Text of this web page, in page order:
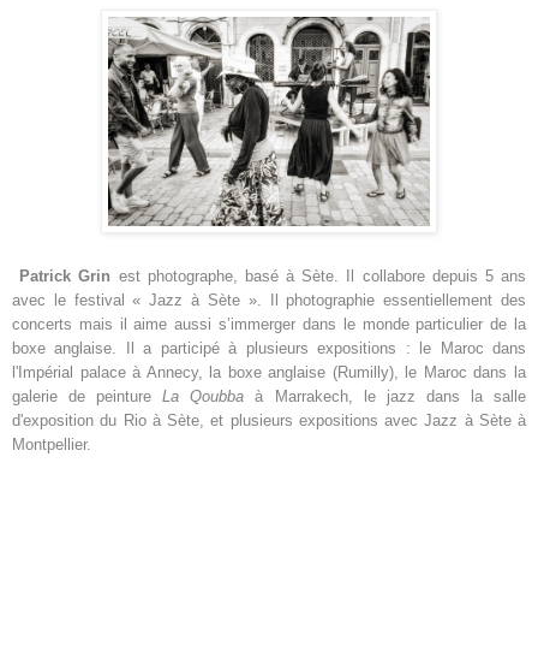
Patrick Grin est photographe, basé à Sète. Il collabore depuis 5 ans
avec le festival « Jazz à Sète ». Il photographie essentiellement des
concerts mais il aime aussi s’immerger dans le monde particulier de la
boxe anglaise. Il a participé à plusieurs expositions : le Maroc dans
l'Impérial palace à Annecy, la boxe anglaise (Rumilly), le Maroc dans la
galerie de peintureLa Qoubba à Marrakech, le jazz dans la salle
d'exposition du Rio à Sète, et plusieurs expositions avec Jazz à Sète à
Montpellier.